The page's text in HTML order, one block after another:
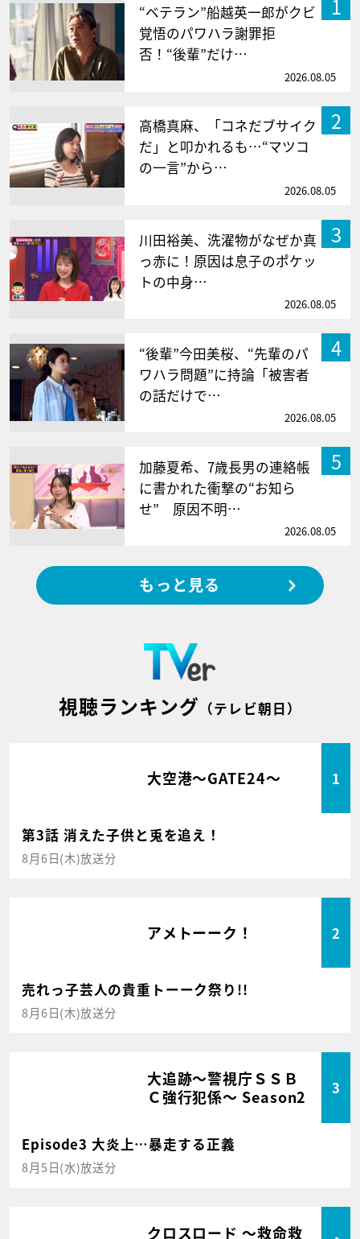
1
“ベテラン”船越英一郎がクビ
覚悟のパワハラ謝罪拒
否！“後輩”だけ…
2026.08.05
2
高橋真麻、「コネだブサイク
だ」と叩かれるも…“マツコ
の一言”から…
2026.08.05
3
川田裕美、洗濯物がなぜか真
っ赤に！原因は息子のポケッ
トの中身…
2026.08.05
4
“後輩”今田美桜、“先輩のパ
ワハラ問題”に持論「被害者
の話だけで…
2026.08.05
5
加藤夏希、7歳長男の連絡帳
に書かれた衝撃の“お知ら
せ” 原因不明…
2026.08.05
もっと見る
視聴ランキング （テレビ朝日）
大空港～GATE24～ 1
第3話 消えた子供と兎を追え！
8月6日(木)放送分
アメトーーク！ 2
売れっ子芸人の貴重トーーク祭り!!
8月6日(木)放送分
大追跡～警視庁ＳＳＢ
Ｃ強行犯係～ Season2
3
Episode3 大炎上…暴走する正義
8月5日(水)放送分
クロスロード ～救命救